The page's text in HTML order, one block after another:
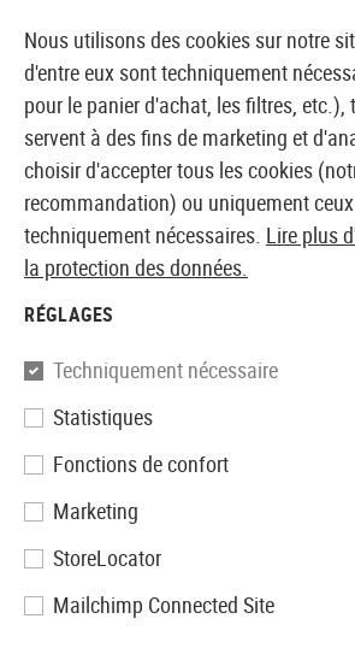
BOUTIQUE ET GROSSISTE
Accueil Accessoires d'Airsoft
Madbull
Spikes Tactical 9
Nous utilisons des cookies sur notre
d'entre eux sont techniquement
pour le panier d'achat, les filtres, etc.),
servent à des fins de marketing et
choisir d'accepter tous les cookies
recommandation) ou uniquement
techniquement nécessaires. Lire plus
la protection des données.
RÉGLAGES
Techniquement nécessaire
Statistiques
Fonctions de confort
Marketing
StoreLocator
Mailchimp Connected Site